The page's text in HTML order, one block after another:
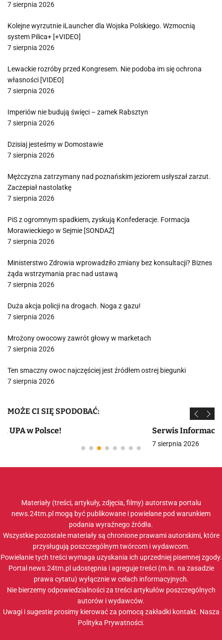
7 sierpnia 2026
Kolejne wyrzutnie iLauncher dla Wojska Polskiego. Wzmocnią
system Pilica+ [+VIDEO]
7 sierpnia 2026
Lewackie rozróby przed Kongresem. Nie podoba im się ochrona
własności [VIDEO]
7 sierpnia 2026
Imperiów nie budują święci – zamek Rabsztyn
7 sierpnia 2026
Dzisiaj jesteśmy w Domostawie
7 sierpnia 2026
Mężczyzna zatrzymany nad poznańskim jeziorem usłyszał zarzut.
Zaczepiał nastolatkę
7 sierpnia 2026
PiS z ogromnym spadkiem, zyskują Konfederacje. Formacja
Morawieckiego w Sejmie [SONDAŻ]
7 sierpnia 2026
Ministerstwo Zdrowia wprowadziło zmiany bez konsultacji? Biznes
żąda wstrzymania prac nad ustawą
7 sierpnia 2026
Duża akcja policji na drogach. Noga z gazu!
7 sierpnia 2026
Mrożony owocowy zawrót głowy w marketach
7 sierpnia 2026
Ten smaczny owoc najczęściej jest źródłem ostrej biegunki
7 sierpnia 2026
MOŻE CI SIĘ SPODOBAĆ:
Serwis Informacyjny Myśli Polskiej 07.08.2026
Materiały (treści, artykuły, zdjęcia, filmy) autorstwa portalu
news.24tm.pl mogą być publikowane i powielane pod warunkiem
podania wyraźnego źródła.
Wszystkie pozostałe materiały są chronione prawami autorskimi, które
przysługują poszczególnym twórcom i wydawcom.
Powielanie tych treści wymaga uzyskania ich uprzedniej pisemnej zgody.
Portal news.24tm.pl udostępnia i agreguje treści (m.in. na zasadzie
prawa cytatu) wyłącznie w celach informacyjnych.
Nie bierzemy odpowiedzialności za treści artykułów poszczególnych
autorów i wydawców.
Uwagi i sugestie prosimy kierować za pomocą zakładki kontakt. Nasza
Polityka Prywatności.